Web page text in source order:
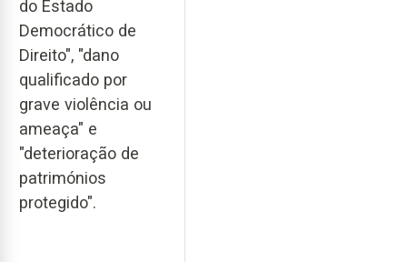
do Estado
Democrático de
Direito", "dano
qualificado por
grave violência ou
ameaça" e
"deterioração de
patrimónios
protegido".